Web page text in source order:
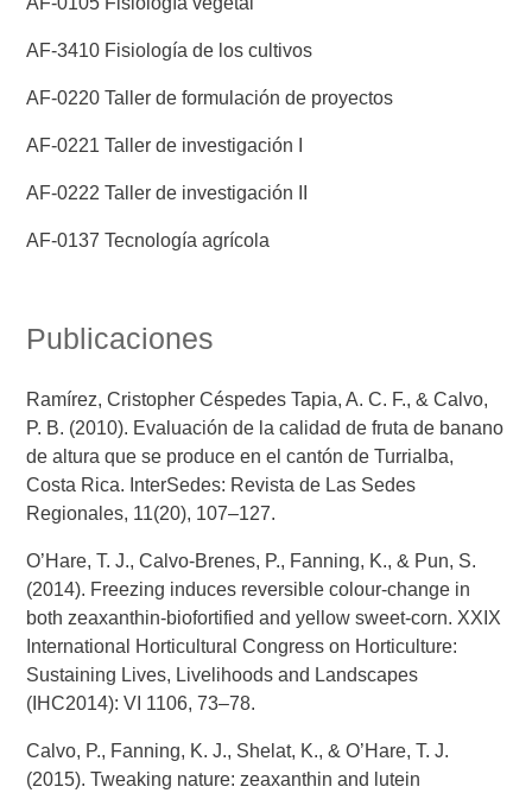
AF-3410 Fisiología de los cultivos
AF-0220 Taller de formulación de proyectos
AF-0221 Taller de investigación I
AF-0222 Taller de investigación II
AF-0137 Tecnología agrícola
Publicaciones
Ramírez, Cristopher Céspedes Tapia, A. C. F., & Calvo,
P. B. (2010). Evaluación de la calidad de fruta de banano
de altura que se produce en el cantón de Turrialba,
Costa Rica. InterSedes: Revista de Las Sedes
Regionales, 11(20), 107–127.
O’Hare, T. J., Calvo-Brenes, P., Fanning, K., & Pun, S.
(2014). Freezing induces reversible colour-change in
both zeaxanthin-biofortified and yellow sweet-corn. XXIX
International Horticultural Congress on Horticulture:
Sustaining Lives, Livelihoods and Landscapes
(IHC2014): VI 1106, 73–78.
Calvo, P., Fanning, K. J., Shelat, K., & O’Hare, T. J.
(2015). Tweaking nature: zeaxanthin and lutein